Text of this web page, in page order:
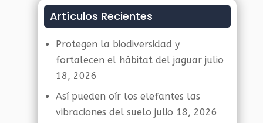
Artículos Recientes
Protegen la biodiversidad y
fortalecen el hábitat del jaguar julio
18, 2026
Así pueden oír los elefantes las
vibraciones del suelo julio 18, 2026